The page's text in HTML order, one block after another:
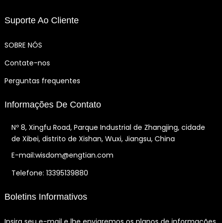
Suporte Ao Cliente
SOBRE NÓS
Contate-nos
Perguntas frequentes
Informações De Contato
Nº 8, Xingfu Road, Parque Industrial de Zhangjing, cidade
de Xibei, distrito de Xishan, Wuxi, Jiangsu, China
E-mail:wisdom@engtian.com
Telefone: 13395139880
Boletins Informativos